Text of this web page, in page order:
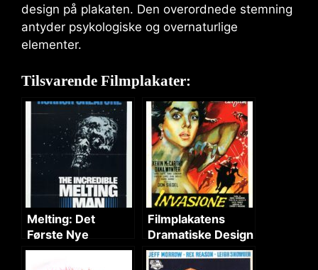
design på plakaten. Den overordnede stemning
antyder psykologiske og overnaturlige
elementer.
Tilsvarende Filmplakater:
Melting: Det
Første Nye
Horrorvæsen
Filmplakatens
Dramatiske Design